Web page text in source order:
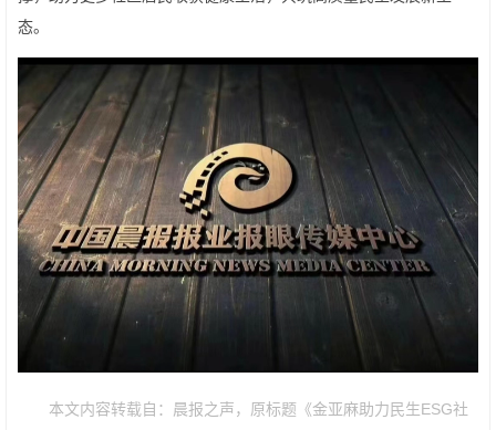
态。
本文内容转载自：晨报之声，原标题《金亚麻助力民生ESG社